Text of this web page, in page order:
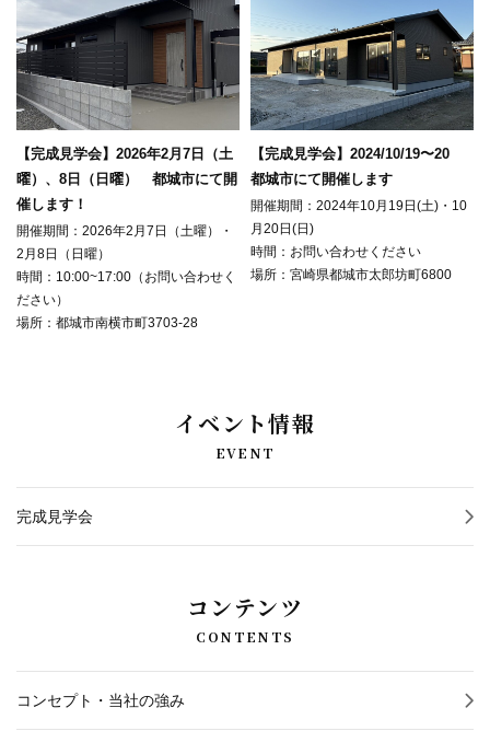
住宅リフォーム
古民家再生・リノベーション
ご依頼の流れ
会社概要
プライバシーポリシー
お問い合わせ
イベント情報
施工事例
【完成見学会】2026年2月7日（土
曜）、8日（日曜） 都城市にて開
催します！
開催期間：2026年2月7日（土曜）・
2月8日（日曜）
時間：10:00~17:00（お問い合わせく
ださい）
場所：都城市南横市町3703-28
【完成見学会】2024/10/19〜20
都城市にて開催します
開催期間：2024年10月19日(土)・10
月20日(日)
時間：お問い合わせください
場所：宮崎県都城市太郎坊町6800
イベント情報
EVENT
完成見学会
コンテンツ
CONTENTS
コンセプト・当社の強み